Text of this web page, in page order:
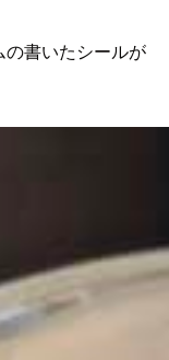
書いたシールが